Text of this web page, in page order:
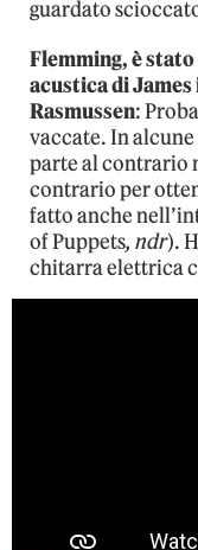
guardato
Flemming, è
acustica di
Rasmussen:
vaccate. In
parte al contrario
contrario per
fatto anche
of Puppets, ndr).
chitarra elettrica